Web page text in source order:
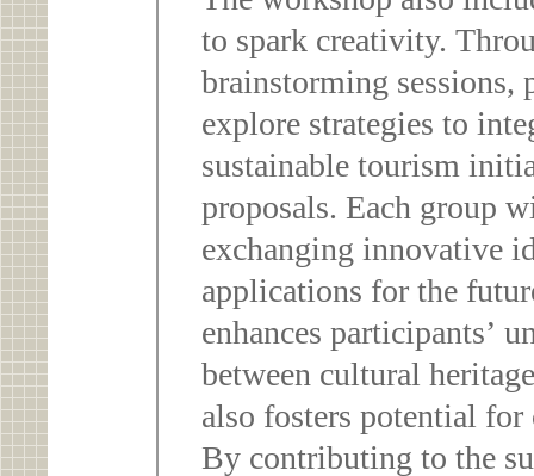
to spark creativity.
brainstorming
explore strategies to
sustainable tourism
proposals. Each group
exchanging innovative
applications for the
enhances participants’
between cultural
also fosters potential
By contributing to the